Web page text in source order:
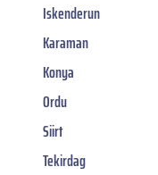
Iskenderun
Karaman
Konya
Ordu
Siirt
Tekirdag